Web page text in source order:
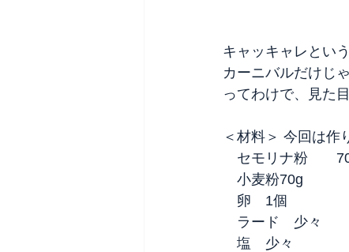
キャッキャレとい
カーニバルだけじ
ってわけで、見た
＜材料＞ 今回は作
セモリナ粉　　
小麦粉70g
卵　1個
ラード　少々
塩　少々